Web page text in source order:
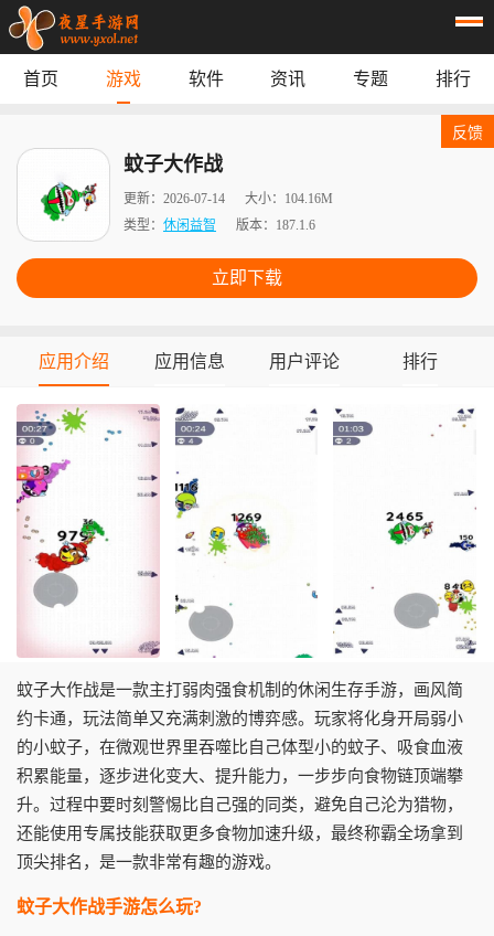
专题 榜单
首页 游戏 软件 资讯 专题 排行
蚊子大作战
更新： 2026-07-14 大小： 104.16M
类型： 休闲益智 版本： 187.1.6
立即下载
反馈
应用介绍 应用信息 用户评论 排行
蚊子大作战是一款主打弱肉强食机制的休闲生存手游，画风简
约卡通，玩法简单又充满刺激的博弈感。玩家将化身开局弱小
的小蚊子，在微观世界里吞噬比自己体型小的蚊子、吸食血液
积累能量，逐步进化变大、提升能力，一步步向食物链顶端攀
升。过程中要时刻警惕比自己强的同类，避免自己沦为猎物，
还能使用专属技能获取更多食物加速升级，最终称霸全场拿到
顶尖排名，是一款非常有趣的游戏。
蚊子大作战手游怎么玩?